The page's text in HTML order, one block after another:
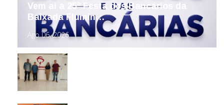
Vem aí a 25ª Festa dos Bancários da
Baixada Flumin…
Ago 06, 2026